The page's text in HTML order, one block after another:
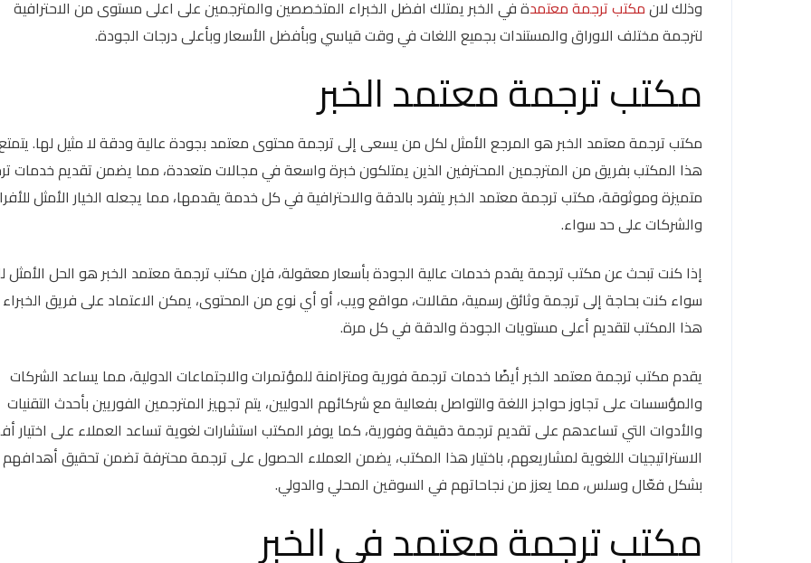
وذلك لانمكتب ترجمة معتمدة في الخبر يمتلك افضل الخبراء المتخصصين والمترجمين على اعلى مستوى من الاحترافية
لترجمة مختلف الاوراق والمستندات بجميع اللغات في وقت قياسي وبأفضل الأسعار وبأعلى درجات الجودة.
مكتب ترجمة معتمد الخبر
مكتب ترجمة معتمد الخبر هو المرجع الأمثل لكل من يسعى إلى ترجمة محتوى معتمد بجودة عالية ودقة لا مثيل لها.
هذا المكتب بفريق من المترجمين المحترفين الذين يمتلكون خبرة واسعة في مجالات متعددة، مما يضمن تقديم خدمات
متميزة وموثوقة، مكتب ترجمة معتمد الخبر يتفرد بالدقة والاحترافية في كل خدمة يقدمها، مما يجعله الخيار الأمثل
والشركات على حد سواء.
إذا كنت تبحث عن مكتب ترجمة يقدم خدمات عالية الجودة بأسعار معقولة، فإن مكتب ترجمة معتمد الخبر هو الحل الأمثل
سواء كنت بحاجة إلى ترجمة وثائق رسمية، مقالات، مواقع ويب، أو أي نوع من المحتوى، يمكن الاعتماد على فريق
هذا المكتب لتقديم أعلى مستويات الجودة والدقة في كل مرة.
يقدم مكتب ترجمة معتمد الخبر أيضًا خدمات ترجمة فورية ومتزامنة للمؤتمرات والاجتماعات الدولية، مما يساعد الشركات
والمؤسسات على تجاوز حواجز اللغة والتواصل بفعالية مع شركائهم الدوليين، يتم تجهيز المترجمين الفوريين بأحدث التقنيات
والأدوات التي تساعدهم على تقديم ترجمة دقيقة وفورية، كما يوفر المكتب استشارات لغوية تساعد العملاء على اختيار
الاستراتيجيات اللغوية لمشاريعهم، باختيار هذا المكتب، يضمن العملاء الحصول على ترجمة محترفة تضمن تحقيق أهدافهم
بشكل فعّال وسلس، مما يعزز من نجاحاتهم في السوقين المحلي والدولي.
مكتب ترجمة معتمد في الخبر